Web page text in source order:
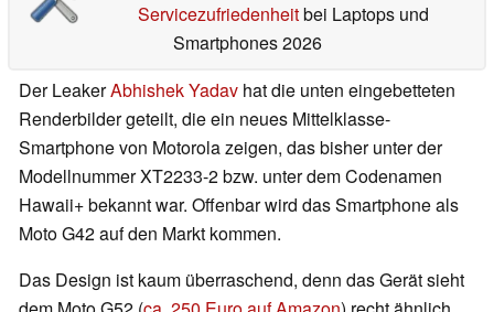
Servicezufriedenheitbei Laptops und
Smartphones 2026
Der LeakerAbhishek Yadav hat die unten eingebetteten
Renderbilder geteilt, die ein neues Mittelklasse-
Smartphone von Motorola zeigen, das bisher unter der
Modellnummer XT2233-2 bzw. unter dem Codenamen
Hawaii+ bekannt war. Offenbar wird das Smartphone als
Moto G42 auf den Markt kommen.
Das Design ist kaum überraschend, denn das Gerät sieht